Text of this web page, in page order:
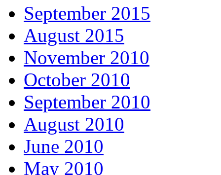
September 2015
August 2015
November 2010
October 2010
September 2010
August 2010
June 2010
May 2010